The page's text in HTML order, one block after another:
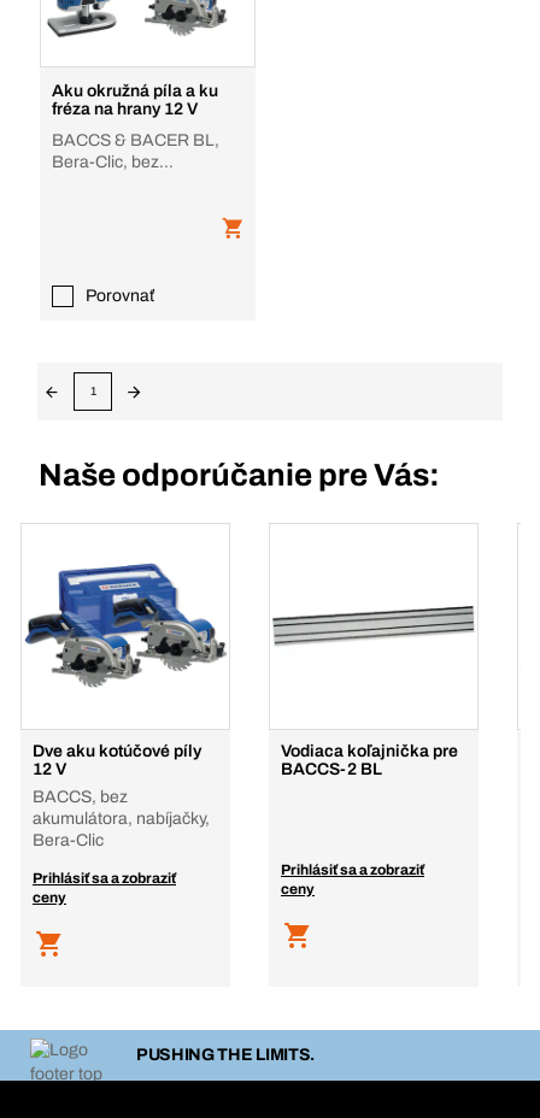
Aku okružná píla a ku
fréza na hrany 12 V
BACCS & BACER BL,
Bera-Clic, bez
Porovnať
1
Naše odporúčanie pre Vás:
Dve aku kotúčové píly
12 V
BACCS, bez
akumulátora, nabíjačky,
Bera-Clic
Prihlásiť sa a zobraziť
ceny
Vodiaca koľajnička pre
BACCS-2 BL
Prihlásiť sa a zobraziť
ceny
PUSHING THE LIMITS.